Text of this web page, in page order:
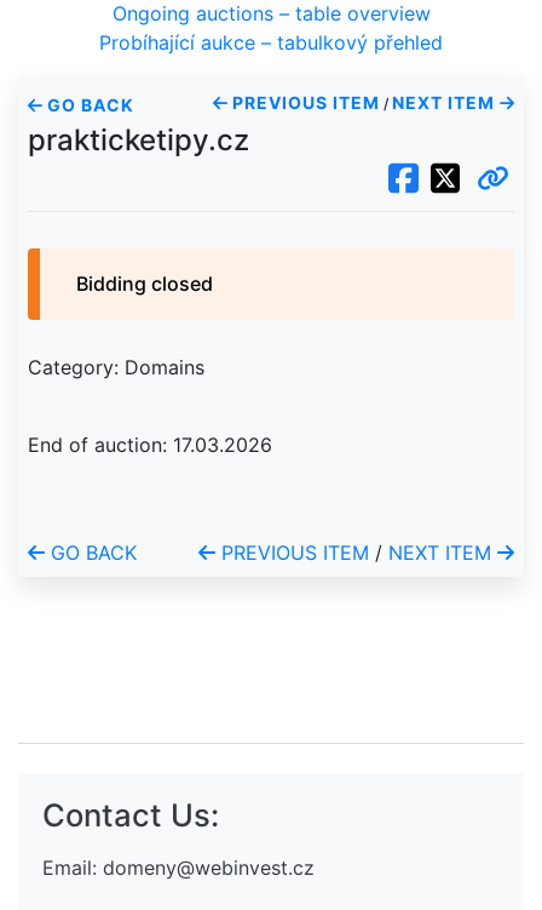
Ongoing auctions – table overview
Probíhající aukce – tabulkový přehled
GO BACK PREVIOUS ITEM / NEXT ITEM
prakticketipy.cz
Bidding closed
Category: Domains
End of auction: 17.03.2026
GO BACK PREVIOUS ITEM / NEXT ITEM
Contact Us:
Email: domeny@webinvest.cz